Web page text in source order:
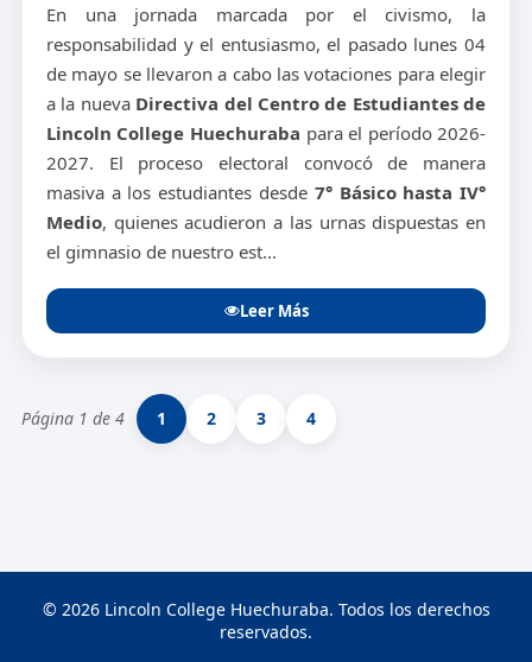
En una jornada marcada por el civismo, la
responsabilidad y el entusiasmo, el pasado lunes 04
de mayo se llevaron a cabo las votaciones para elegir
a la nueva Directiva del Centro de Estudiantes de
Lincoln College Huechuraba para el período 2026-
2027. El proceso electoral convocó de manera
masiva a los estudiantes desde 7° Básico hasta IV°
Medio, quienes acudieron a las urnas dispuestas en
el gimnasio de nuestro est...
Leer Más
Página 1 de 4 1 2 3 4
© 2026 Lincoln College Huechuraba. Todos los derechos
reservados.